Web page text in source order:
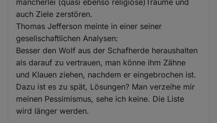
auch Ziele zerstören.
Thomas Jefferson meinte in einer seiner
gesellschaftlichen Analysen:
Besser den Wolf aus der Schafherde heraushalten
als darauf zu vertrauen, man könne ihm Zähne
und Klauen ziehen, nachdem er eingebrochen ist.
Dazu ist es zu spät, Lösungen? Man verzeihe mir
meinen Pessimismus, sehe ich keine. Die Liste
wird länger werden.